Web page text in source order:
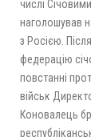
числі
наголошував
з Росією.
федерацію
повстанні
військ
Коновалець